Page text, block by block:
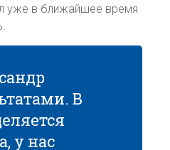
уже в ближайшее время
В
у нас